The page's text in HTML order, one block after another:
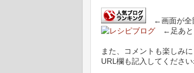
←画面が全
←足あと
また、コメントも楽しみ
URL欄も記入してください